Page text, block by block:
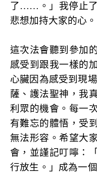
了……。」我停止
悲想加持大家的心。
這次法會聽到參加
感受到跟我一樣的
心臟因為感受到現
薩、護法聖神，我
利眾的機會。每一
有難忘的體悟，受
無法形容。希望大
會，並謹記叮嚀：
行放生。」成為一